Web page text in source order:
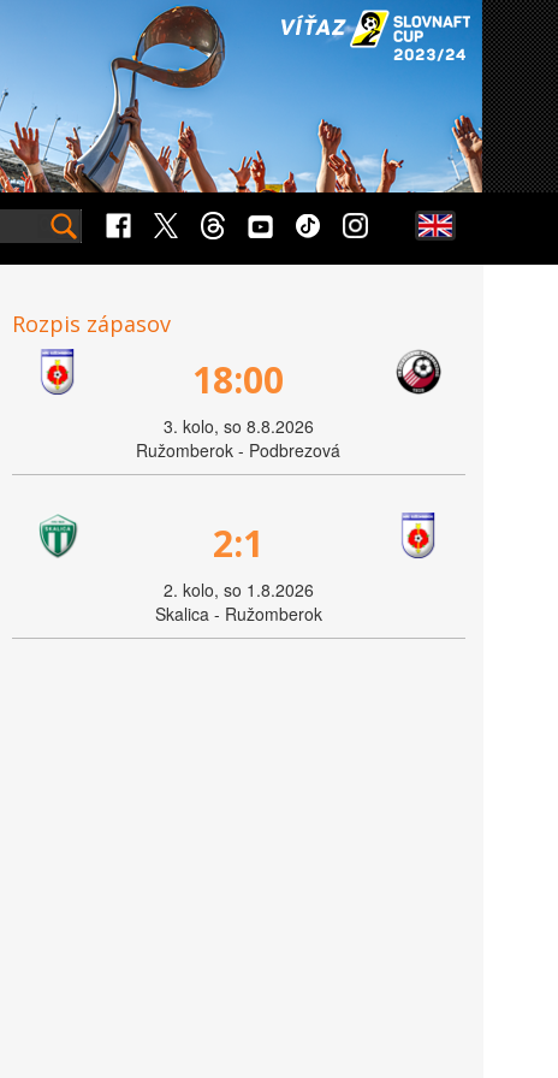
Rozpis zápasov
18:00
3. kolo, so 8.8.2026
Ružomberok - Podbrezová
2:1
2. kolo, so 1.8.2026
Skalica - Ružomberok